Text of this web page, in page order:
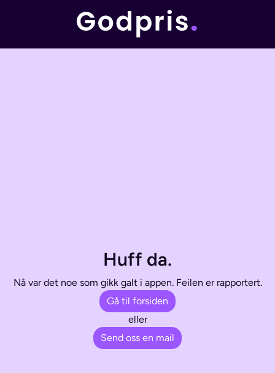
Huff da.
Nå var det noe som gikk galt i appen. Feilen er rapportert.
Gå til forsiden
eller
Send oss en mail